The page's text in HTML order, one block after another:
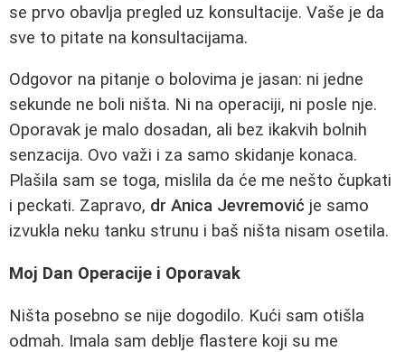
se prvo obavlja pregled uz konsultacije. Vaše je da
sve to pitate na konsultacijama.
Odgovor na pitanje o bolovima je jasan: ni jedne
sekunde ne boli ništa. Ni na operaciji, ni posle nje.
Oporavak je malo dosadan, ali bez ikakvih bolnih
senzacija. Ovo važi i za samo skidanje konaca.
Plašila sam se toga, mislila da će me nešto čupkati
i peckati. Zapravo, dr Anica Jevremović je samo
izvukla neku tanku strunu i baš ništa nisam osetila.
Moj Dan Operacije i Oporavak
Ništa posebno se nije dogodilo. Kući sam otišla
odmah. Imala sam deblje flastere koji su me